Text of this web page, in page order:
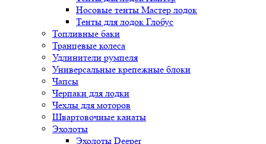
Носовые тенты Мастер лодок
Тенты для лодок Глобус
Топливные баки
Транцевые колеса
Удлинители румпеля
Универсальные крепежные блоки
Чапсы
Черпаки для лодки
Чехлы для моторов
Швартовочные канаты
Эхолоты
Эхолоты Deeper